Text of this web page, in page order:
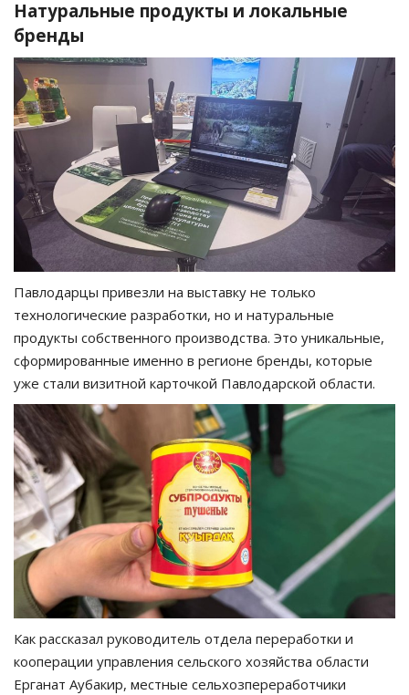
Натуральные продукты и локальные
бренды
Павлодарцы привезли на выставку не только
технологические разработки, но и натуральные
продукты собственного производства. Это уникальные,
сформированные именно в регионе бренды, которые
уже стали визитной карточкой Павлодарской области.
Как рассказал руководитель отдела переработки и
кооперации управления сельского хозяйства области
Ерганат Аубакир, местные сельхозпереработчики